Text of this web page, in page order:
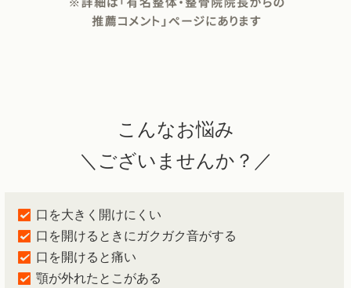
こんなお悩み
＼ございませんか？／
口を大きく開けにくい
口を開けるときにガクガク音がする
口を開けると痛い
顎が外れたとこがある